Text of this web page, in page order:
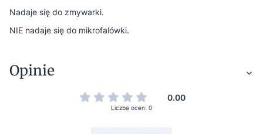
Nadaje się do zmywarki.
NIE nadaje się do mikrofalówki.
Opinie
0.00
Liczba ocen: 0